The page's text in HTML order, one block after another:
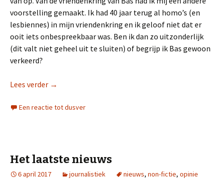
voorstelling gemaakt. Ik had 40 jaar terug al homo’s (en
lesbiennes) in mijn vriendenkring en ik geloof niet dat er
ooit iets onbespreekbaar was. Ben ik dan zo uitzonderlijk
(dit valt niet geheel uit te sluiten) of begrijp ik Bas gewoon
verkeerd?
Lees verder Homo’s (sapiens)
→
Een reactie tot dusver
Het laatste nieuws
6 april 2017 journalistiek nieuws, non-fictie, opinie